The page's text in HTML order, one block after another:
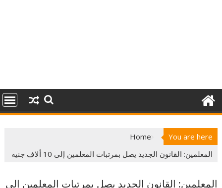
You are here
Home
المعلمين: القانون الجديد يصل بمرتبات المعلمين إلى 10 ألاف جنيه
المعلمين: القانون الجديد يصل بمرتبات المعلمين إلى